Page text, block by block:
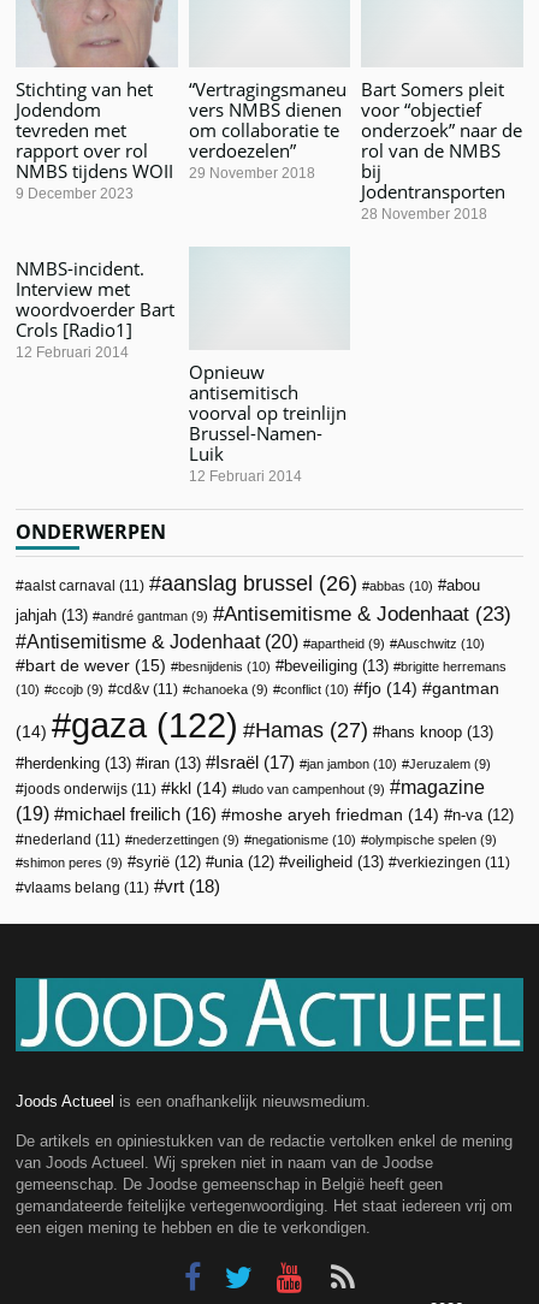
Stichting van het
Jodendom
tevreden met
rapport over rol
NMBS tijdens WOII
9 December 2023
“Vertragingsmaneu
vers NMBS dienen
om collaboratie te
verdoezelen”
29 November 2018
Bart Somers pleit
voor “objectief
onderzoek” naar de
rol van de NMBS
bij
Jodentransporten
28 November 2018
NMBS-incident.
Interview met
woordvoerder Bart
Crols [Radio1]
12 Februari 2014
Opnieuw
antisemitisch
voorval op treinlijn
Brussel-Namen-
Luik
12 Februari 2014
ONDERWERPEN
aalst carnaval (11) aanslag brussel (26) abbas (10)
abou
jahjah (13) andré gantman (9) Antisemitisme & Jodenhaat (23)
Antisemitisme & Jodenhaat(20) apartheid (9) Auschwitz (10)
bart de wever (15) besnijdenis (10) beveiliging (13)
brigitte herremans
(10)
ccojb (9) cd&v (11) chanoeka (9) conflict (10) fjo (14) gantman
(14) gaza(122) Hamas (27) hans knoop (13)
herdenking (13) iran (13) Israël (17) jan jambon (10) Jeruzalem (9)
joods onderwijs (11) kkl (14) ludo van campenhout (9)
magazine
(19)
michael freilich (16) moshe aryeh friedman (14) n-va(12)
nederland (11) nederzettingen (9) negationisme (10) olympische spelen (9)
shimon peres (9) syrië (12) unia(12) veiligheid (13) verkiezingen (11)
vlaams belang (11) vrt (18)
Joods Actueel is een onafhankelijk nieuwsmedium.
De artikels en opiniestukken van de redactie vertolken enkel de mening
van Joods Actueel. Wij spreken niet in naam van de Joodse
gemeenschap. De Joodse gemeenschap in België heeft geen
gemandateerde feitelijke vertegenwoordiging. Het staat iedereen vrij om
een eigen mening te hebben en die te verkondigen.